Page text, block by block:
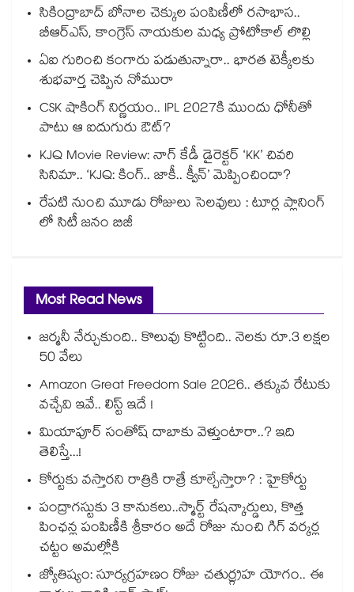
సికింద్రాబాద్ బోనాల చెక్కుల పంపిణీలో రసాభాస..
బీఆర్ఎస్, కాంగ్రెస్ నాయకుల మధ్య ప్రోటోకాల్ లొల్లి
ఏఐ గురించి కంగారు పడుతున్నారా.. భారత టెక్కీలకు
శుభవార్త చెప్పిన నోమురా
CSK షాకింగ్ నిర్ణయం.. IPL 2027కి ముందు ధోనీతో
పాటు ఆ ఐదుగురు ఔట్?
KJQ Movie Review: నాగ్ కేడీ డైరెక్టర్ ‘KK’ చివరి
సినిమా.. ‘KJQ: కింగ్.. జాకీ.. క్వీన్’ మెప్పించిందా?
రేపటి నుంచి మూడు రోజులు సెలవులు : టూర్ల ప్లానింగ్
లో సిటీ జనం బిజీ
Most Read News
జర్మనీ నేర్చుకుంది.. కొలువు కొట్టింది.. నెలకు రూ.3 లక్షల
50 వేలు
Amazon Great Freedom Sale 2026.. తక్కువ రేటుకు
వచ్చేవి ఇవే.. లిస్ట్ ఇదే !
మియాపూర్ సంతోష్ దాబాకు వెళ్తుంటారా..? ఇది
తెలిస్తే...!
కోర్టుకు వస్తారని రాత్రికి రాత్రే కూల్చేస్తారా? : హైకోర్టు
పంద్రాగస్టుకు 3 కానుకలు..స్మార్ట్ రేషన్కార్డులు, కొత్త
పింఛన్ల పంపిణీకి శ్రీకారం అదే రోజు నుంచి గిగ్ వర్కర్ల
చట్టం అమల్లోకి
జ్యోతిష్యం: సూర్యగ్రహణం రోజు చతుర్గ్రహ యోగం.. ఈ